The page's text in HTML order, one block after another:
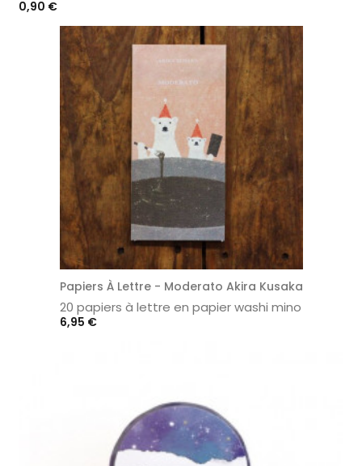
Prix
0,90 €
Papiers À Lettre - Moderato Akira Kusaka
20 papiers à lettre en papier washi mino
Prix
6,95 €